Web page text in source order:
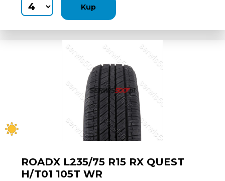
Kup
ROADX L235/75 R15 RX QUEST
H/T01 105T WR